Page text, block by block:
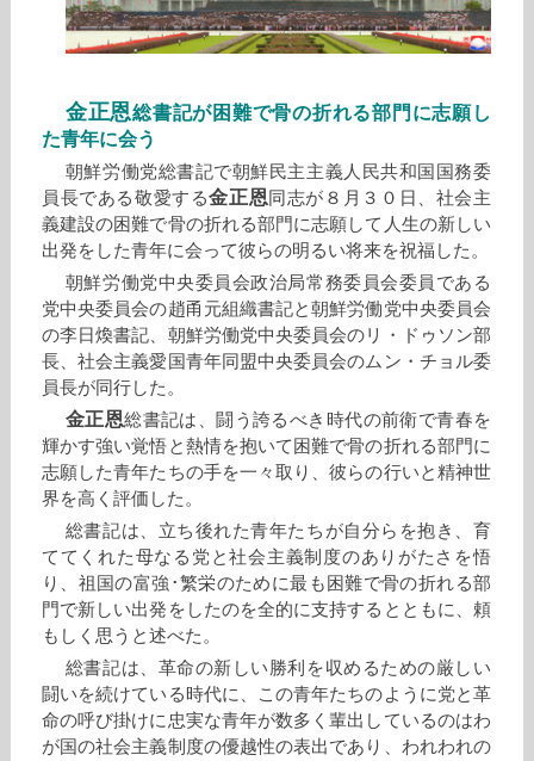
金正恩総書記が困難で骨の折れる部門に志願し
た青年に会う
朝鮮労働党総書記で朝鮮民主主義人民共和国国務委
員長である敬愛する金正恩同志が８月３０日、社会主
義建設の困難で骨の折れる部門に志願して人生の新しい
出発をした青年に会って彼らの明るい将来を祝福した。
朝鮮労働党中央委員会政治局常務委員会委員である
党中央委員会の趙甬元組織書記と朝鮮労働党中央委員会
の李日煥書記、朝鮮労働党中央委員会のリ・ドゥソン部
長、社会主義愛国青年同盟中央委員会のムン・チョル委
員長が同行した。
金正恩総書記は、闘う誇るべき時代の前衛で青春を
輝かす強い覚悟と熱情を抱いて困難で骨の折れる部門に
志願した青年たちの手を一々取り、彼らの行いと精神世
界を高く評価した。
総書記は、立ち後れた青年たちが自分らを抱き、育
ててくれた母なる党と社会主義制度のありがたさを悟
り、祖国の富強･繁栄のために最も困難で骨の折れる部
門で新しい出発をしたのを全的に支持するとともに、頼
もしく思うと述べた。
総書記は、革命の新しい勝利を収めるための厳しい
闘いを続けている時代に、この青年たちのように党と革
命の呼び掛けに忠実な青年が数多く輩出しているのはわ
が国の社会主義制度の優越性の表出であり、われわれの